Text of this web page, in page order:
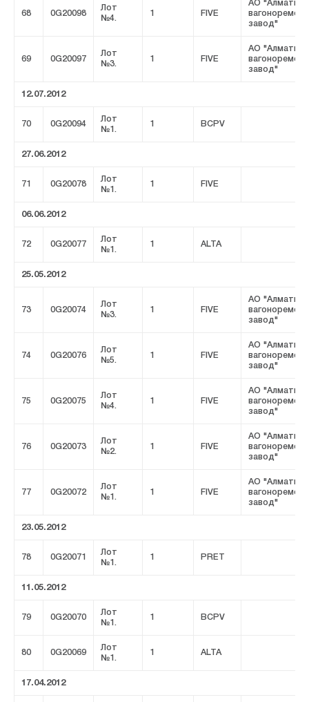
68 0G20098
Лот
№4.
1 FIVE
АО
завод"
69 0G20097
Лот
№3.
1 FIVE
АО
завод"
12.07.2012
70 0G20094
Лот
№1.
1 BCPV
27.06.2012
71 0G20078
Лот
№1.
1 FIVE
06.06.2012
72 0G20077
Лот
№1.
1 ALTA
25.05.2012
73 0G20074
Лот
№3.
1 FIVE
АО
завод"
74 0G20076
Лот
№5.
1 FIVE
АО
завод"
75 0G20075
Лот
№4.
1 FIVE
АО
завод"
76 0G20073
Лот
№2.
1 FIVE
АО
завод"
77 0G20072
Лот
№1.
1 FIVE
АО
завод"
23.05.2012
78 0G20071
Лот
№1.
1 PRET
11.05.2012
79 0G20070
Лот
№1.
1 BCPV
80 0G20069
Лот
№1.
1 ALTA
17.04.2012